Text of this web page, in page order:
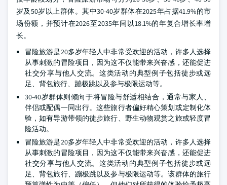
岁及50岁以上群体。其中30-40岁群体在2025年占据41.9%的市
场份额，并预计在2026至2035年间以18.1%的年复合增长率增
长。
冒险旅游是20多岁年轻人中非常受欢迎的活动，许多人选择
从事刺激的冒险项目，因为这不仅能带来兴奋感，还能促进
社交分享与他人交流。这类活动的典型例子包括徒步或远
足、背包旅行、蹦极跳以及参与极限运动等。
30-40岁群体则倾向于将冒险与舒适相结合，通常与家人、
伴侣或配偶一同出行。这些旅行者偏好精心策划或定制化体
验，如有导游带领的徒步旅行、野生动物观赏之旅或轻度冒
险活动。
冒险旅游是20多岁年轻人中非常受欢迎的活动，许多人选择
从事刺激的冒险项目，因为这不仅能带来兴奋感，还能促进
社交分享与他人交流。这类活动的典型例子包括徒步或远
足、背包旅行、蹦极跳以及参与极限运动等。该群体的旅行